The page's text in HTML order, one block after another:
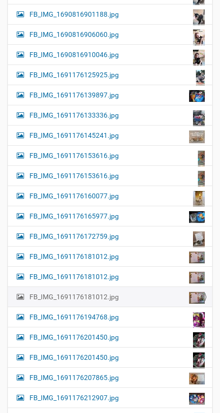
FB_IMG_1690816901188.jpg
FB_IMG_1690816906060.jpg
FB_IMG_1690816910046.jpg
FB_IMG_1691176125925.jpg
FB_IMG_1691176139897.jpg
FB_IMG_1691176133336.jpg
FB_IMG_1691176145241.jpg
FB_IMG_1691176153616.jpg
FB_IMG_1691176153616.jpg
FB_IMG_1691176160077.jpg
FB_IMG_1691176165977.jpg
FB_IMG_1691176172759.jpg
FB_IMG_1691176181012.jpg
FB_IMG_1691176181012.jpg
FB_IMG_1691176181012.jpg
FB_IMG_1691176194768.jpg
FB_IMG_1691176201450.jpg
FB_IMG_1691176201450.jpg
FB_IMG_1691176207865.jpg
FB_IMG_1691176212907.jpg